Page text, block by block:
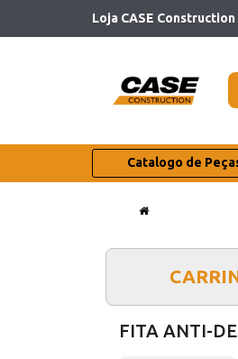
Loja CASE
Catalogo de
FITA ANTI-